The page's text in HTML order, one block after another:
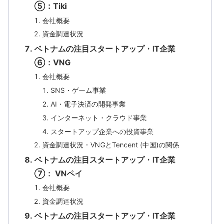
⑤：Tiki
会社概要
資金調達状況
ベトナムの注目スタートアップ・IT企業
⑥：VNG
会社概要
SNS・ゲーム事業
AI・電子決済の開発事業
インターネット・クラウド事業
スタートアップ企業への投資事業
資金調達状況・VNGとTencent (中国)の関係
ベトナムの注目スタートアップ・IT企業
⑦： VNペイ
会社概要
資金調達状況
ベトナムの注目スタートアップ・IT企業